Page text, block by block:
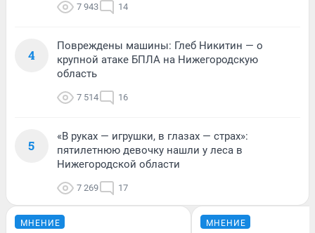
7 943 14
4
Повреждены машины: Глеб Никитин — о
крупной атаке БПЛА на Нижегородскую
область
7 514 16
5
«В руках — игрушки, в глазах — страх»:
пятилетнюю девочку нашли у леса в
Нижегородской области
7 269 17
МНЕНИЕ МНЕНИЕ